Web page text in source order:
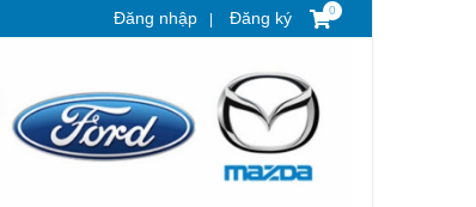
Đăng nhập Đăng ký 0